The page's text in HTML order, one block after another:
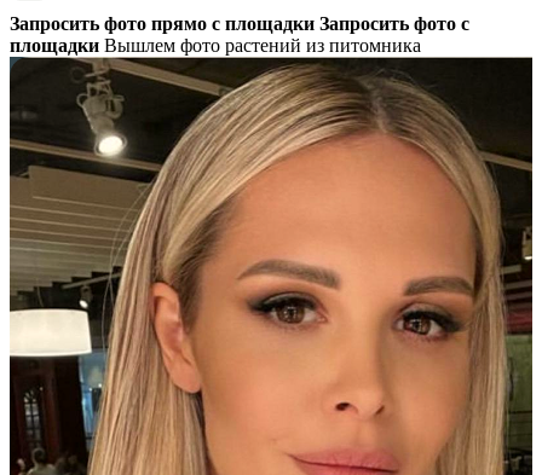
Запросить фото прямо с площадки Запросить фото с
площадки Вышлем фото растений из питомника